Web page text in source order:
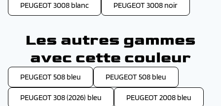
PEUGEOT 3008 blanc PEUGEOT 3008 noir
Les autres gammes
avec cette couleur
PEUGEOT 508 bleu PEUGEOT 508 bleu
PEUGEOT 308 (2026) bleu PEUGEOT 2008 bleu